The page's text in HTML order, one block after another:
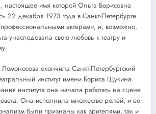
настоящее имя которой Ольга Борисовна
22 декабря 1973 года в Санкт-Петербурге.
актерами, и, возможно,
унаследовала свою любовь к театру и
окончила Санкт-Петербургский
институт имени Бориса Щукина.
института она начала работать на сцене
Она исполнила множество ролей, и ее
были признаны как зрителями, так и